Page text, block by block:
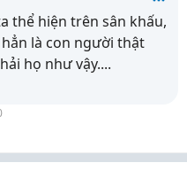
thể hiện trên sân khấu,
là con người thật
họ như vậy....